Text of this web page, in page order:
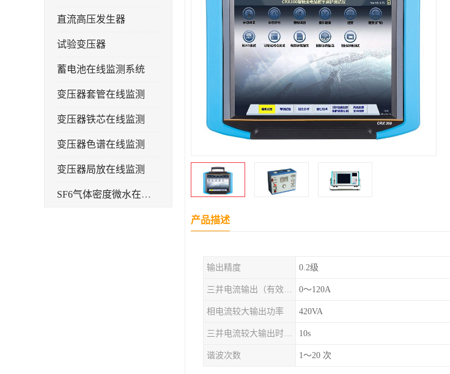
直流高压发生器
试验变压器
蓄电池在线监测系统
变压器套管在线监测
变压器铁芯在线监测
变压器色谱在线监测
变压器局放在线监测
SF6气体密度微水在线监测系统
产品描述
输出精度 0.2级
三并电流输出（有效值） 0～120A
相电流较大输出功率 420VA
三并电流较大输出时允许工作时间 10s
谐波次数 1～20 次